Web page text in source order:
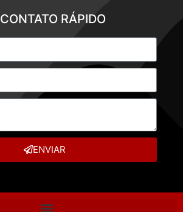
CONTATO RÁPIDO
ENVIAR